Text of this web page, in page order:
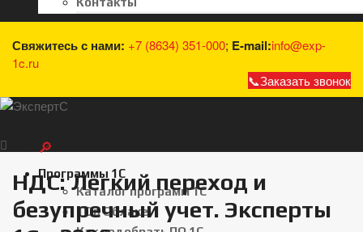
Свяжитесь с нами: +7 (8634) 351-000; E-mail:info@exp-
1c.ru
Заказать звонок
Программы 1С
Каталог программ 1С
1С в Облаке
НДС: Легкий переход и
безупречный учет. Эксперты